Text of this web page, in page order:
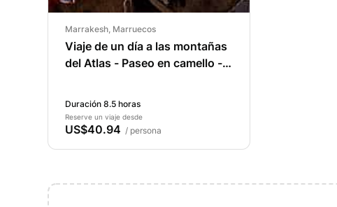
Marrakesh, Marruecos
Viaje de un día a las montañas
del Atlas - Paseo en camello -
Duración 8.5 horas
Reserve un viaje desde
US$40.94 / persona